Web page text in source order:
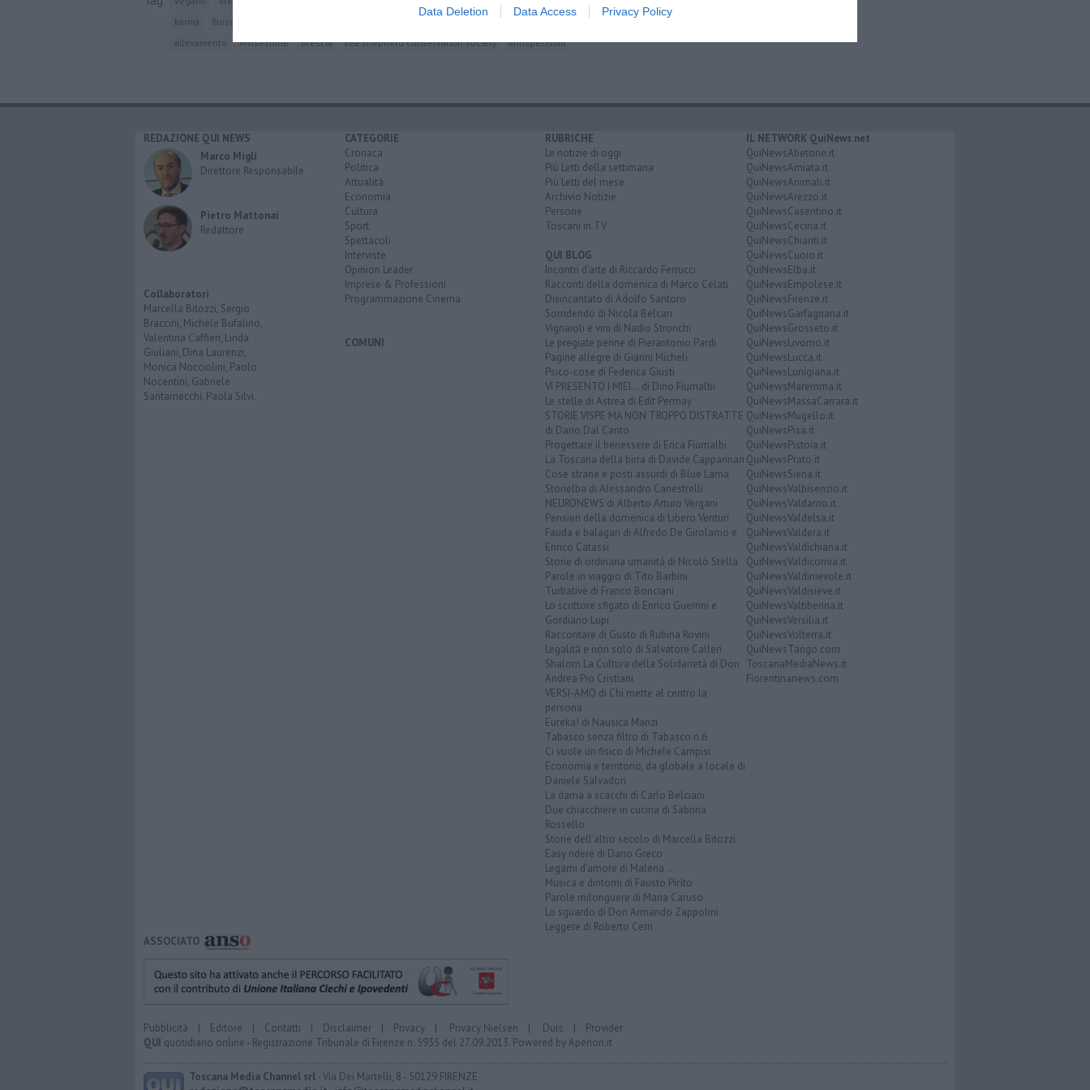
Data Deletion Data Access Privacy Policy
karma
filosofia ugo pagliai
sperimentazione animale
allevamento
vivisezione brescia sea shepherd conservation society antispecismo
REDAZIONE QUI NEWS
Marco Migli
Direttore Responsabile
Pietro Mattonai
Redattore
Collaboratori
Marcella Bitozzi, Sergio
Braccini, Michele Bufalino,
Valentina Caffieri, Linda
Giuliani, Dina Laurenzi,
Monica Nocciolini, Paolo
Nocentini, Gabriele
Santarnecchi, Paola Silvi.
CATEGORIE
Cronaca
Politica
Attualità
Economia
Cultura
Sport
Spettacoli
Interviste
Opinion Leader
Imprese & Professioni
Programmazione Cinema
COMUNI
RUBRICHE
Le notizie di oggi
Più Letti della settimana
Più Letti del mese
Archivio Notizie
Persone
Toscani in TV
QUI BLOG
Incontri d'arte di Riccardo Ferrucci
Racconti della domenica di Marco Celati
Disincantato di Adolfo Santoro
Sorridendo di Nicola Belcari
Vignaioli e vini di Nadio Stronchi
Le pregiate penne di Pierantonio Pardi
Pagine allegre di Gianni Micheli
Psico-cose di Federica Giusti
VI PRESENTO I MIEI... di Dino Fiumalbi
Le stelle di Astrea di Edit Permay
STORIE VISPE MA NON TROPPO DISTRATTE
di Dario Dal Canto
Progettare il benessere di Erica Fiumalbi
La Toscana della birra di Davide Cappannari
Cose strane e posti assurdi di Blue Lama
Storielba di Alessandro Canestrelli
NEURONEWS di Alberto Arturo Vergani
Pensieri della domenica di Libero Venturi
Fauda e balagan di Alfredo De Girolamo e
Enrico Catassi
Storie di ordinaria umanità di Nicolò Stella
Parole in viaggio di Tito Barbini
Turbative di Franco Bonciani
Lo scrittore sfigato di Enrico Guerrini e
Gordiano Lupi
Raccontare di Gusto di Rubina Rovini
Legalità e non solo di Salvatore Calleri
Shalom La Cultura della Solidarietà di Don
Andrea Pio Cristiani
VERSI-AMO di Chi mette al centro la
persona
Eureka! di Nausica Manzi
Tabasco senza filtro di Tabasco n.6
Ci vuole un fisico di Michele Campisi
Economia e territorio, da globale a locale di
Daniele Salvadori
La dama a scacchi di Carlo Belciani
Due chiacchiere in cucina di Sabrina
Rossello
Storie dell'altro secolo di Marcella Bitozzi
Easy ridere di Dario Greco
Legami d'amore di Malena ...
Musica e dintorni di Fausto Pirìto
Parole milonguere di Maria Caruso
Lo sguardo di Don Armando Zappolini
Leggere di Roberto Cerri
IL NETWORK QuiNews.net
QuiNewsAbetone.it
QuiNewsAmiata.it
QuiNewsAnimali.it
QuiNewsArezzo.it
QuiNewsCasentino.it
QuiNewsCecina.it
QuiNewsChianti.it
QuiNewsCuoio.it
QuiNewsElba.it
QuiNewsEmpolese.it
QuiNewsFirenze.it
QuiNewsGarfagnana.it
QuiNewsGrosseto.it
QuiNewsLivorno.it
QuiNewsLucca.it
QuiNewsLunigiana.it
QuiNewsMaremma.it
QuiNewsMassaCarrara.it
QuiNewsMugello.it
QuiNewsPisa.it
QuiNewsPistoia.it
QuiNewsPrato.it
QuiNewsSiena.it
QuiNewsValbisenzio.it
QuiNewsValdarno.it
QuiNewsValdelsa.it
QuiNewsValdera.it
QuiNewsValdichiana.it
QuiNewsValdicornia.it
QuiNewsValdinievole.it
QuiNewsValdisieve.it
QuiNewsValtiberina.it
QuiNewsVersilia.it
QuiNewsVolterra.it
QuiNewsTango.com
ToscanaMediaNews.it
Fiorentinanews.com
ASSOCIATO
Pubblicità | Editore | Contatti | Disclaimer | Privacy | Privacy Nielsen | Durc | Provider
QUI quotidiano online - Registrazione Tribunale di Firenze n. 5935 del 27.09.2013. Powered byAperion.it
Toscana Media Channel srl- Via Dei Martelli, 8 - 50129 FIRENZE